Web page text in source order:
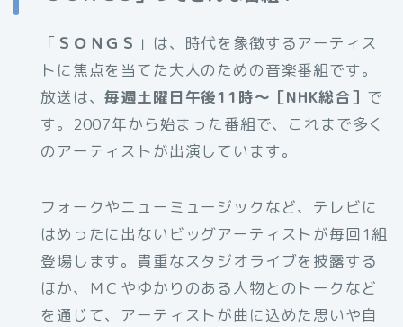
「 ＳＯＮＧＳ 」は、時代を象徴するアーティス
トに焦点を当てた大人のための音楽番組です。
放送は、毎週土曜日午後11時～［NHK総合］ で
す。2007年から始まった番組で、これまで多く
のアーティストが出演しています。
フォークやニューミュージックなど、テレビに
はめったに出ないビッグアーティストが毎回1組
登場します。貴重なスタジオライブを披露する
ほか、ＭＣやゆかりのある人物とのトークなど
を通じて、アーティストが曲に込めた思いや自